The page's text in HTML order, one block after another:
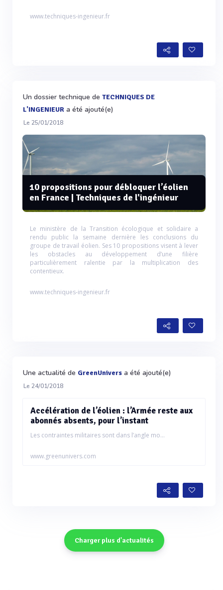
www.techniques-ingenieur.fr
Un dossier technique de TECHNIQUES DE
L'INGENIEUR a été ajouté(e)
Le 25/01/2018
10 propositions pour débloquer l’éolien
en France | Techniques de l'ingénieur
Le ministère de la Transition écologique et solidaire a
rendu public la semaine dernière les conclusions du
groupe de travail éolien. Ses 10 propositions visent à lever
les obstacles au développement d’une filière
particulièrement ralentie par la multiplication des
contentieux.
www.techniques-ingenieur.fr
Une actualité de GreenUnivers a été ajouté(e)
Le 24/01/2018
Accélération de l’éolien : l’Armée reste aux
abonnés absents, pour l’instant
Les contraintes militaires sont dans l’angle mo...
www.greenunivers.com
Charger plus d'actualités